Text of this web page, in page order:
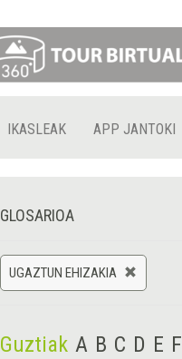
IKASLEAK APP JANTOKI
GLOSARIOA
UGAZTUN EHIZAKIA
Guztiak A B C D E F